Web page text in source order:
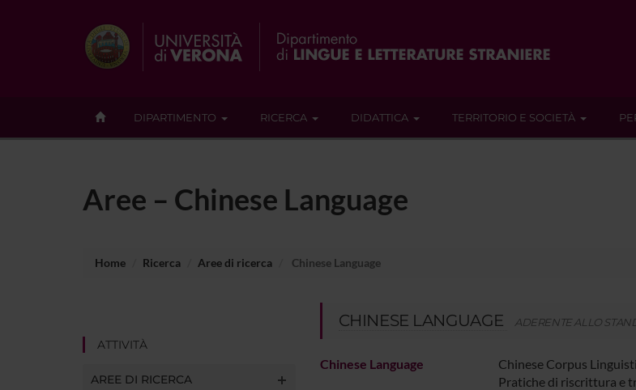
DIPARTIMENTO RICERCA DIDATTICA TERRITORIO E SOCIETÀ
Aree – Chinese Language
Home Ricerca Aree di ricerca Chinese Language
ATTIVITÀ
AREE DI RICERCA
CHINESE LANGUAGE ADERENTE ALLO
Chinese Language
Chinese Corpus
Pratiche di riscrittura e